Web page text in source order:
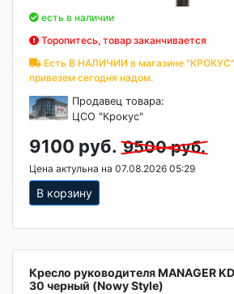
есть в наличии
Торопитесь, товар заканчивается
Есть В НАЛИЧИИ в магазине
привезем сегодня надом.
Продавец товара:
ЦСО "Крокус"
9100 руб. 9500 руб.
Цена актульна на 07.08.2026 05:29
В корзину
Кресло руководителя MANAGER
30 черный (Nowy Style)